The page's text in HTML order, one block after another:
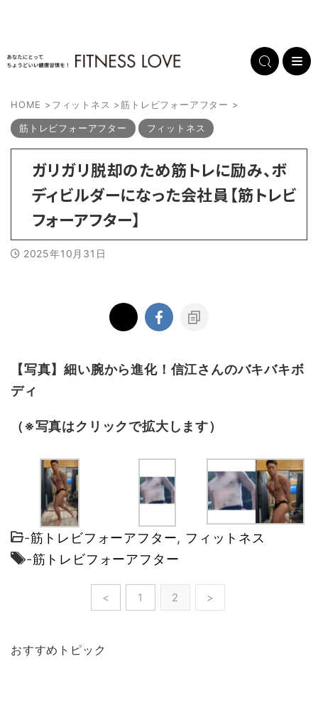
HOME >フィットネス >筋トレビフォーアフター >
筋トレビフォーアフター フィットネス
ガリガリ脱却のため筋トレに励み、ボ
ディビルダーになった会社員【筋トレビ
フォーアフター】
2025年10月31日
【写真】細い腕から進化！信江さんのバキバキボ
ディ
（※写真はクリックで拡大します）
-筋トレビフォーアフター, フィットネス
-筋トレビフォーアフター
< 1 2 >
おすすめトピック